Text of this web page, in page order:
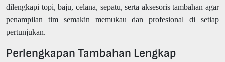
dilengkapi topi, baju, celana, sepatu, serta aksesoris tambahan agar
penampilan tim semakin memukau dan profesional di setiap
pertunjukan.
Perlengkapan Tambahan Lengkap